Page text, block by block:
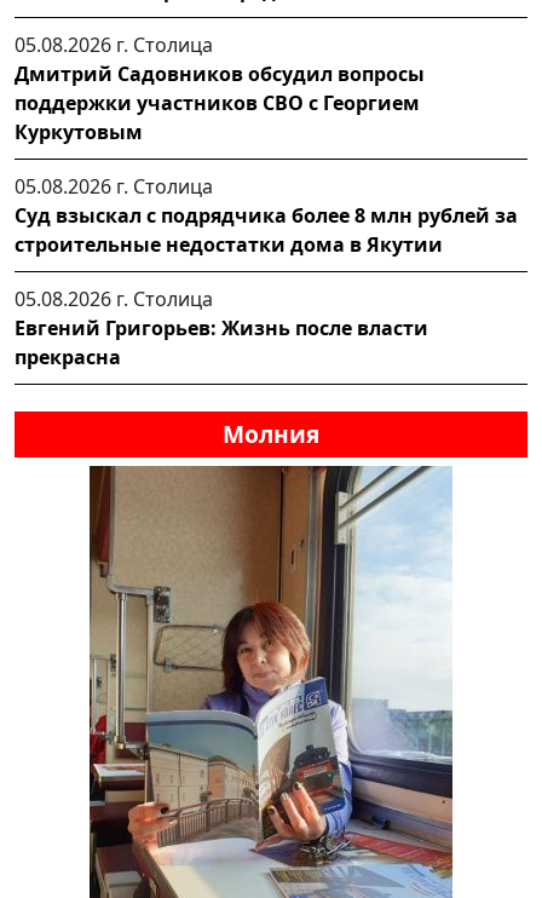
05.08.2026 г. Столица
Дмитрий Садовников обсудил вопросы
поддержки участников СВО с Георгием
Куркутовым
05.08.2026 г. Столица
Суд взыскал с подрядчика более 8 млн рублей за
строительные недостатки дома в Якутии
05.08.2026 г. Столица
Евгений Григорьев: Жизнь после власти
прекрасна
Молния